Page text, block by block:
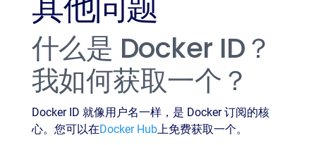
什么是 Docker ID？
我如何获取一个？
Docker ID 就像用户名一样，是 Docker 订阅的核
心。您可以在Docker Hub上免费获取一个。